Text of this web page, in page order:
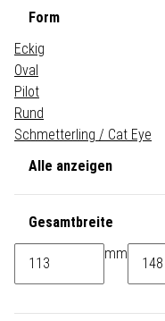
Form
Eckig
Oval
Pilot
Rund
Schmetterling / Cat Eye
Alle anzeigen
Gesamtbreite
mm